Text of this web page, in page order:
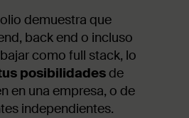
demuestra que
back end o incluso
como full stack, lo
posibilidadesde
en una empresa, o de
independientes.